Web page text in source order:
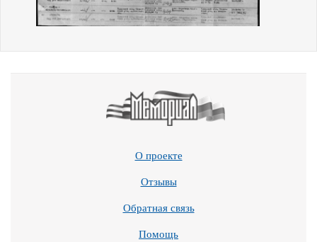
О проекте
Отзывы
Обратная связь
Помощь